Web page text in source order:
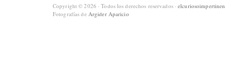
Copyright © 2026 · Todos los derechos reservados ·
Fotografías de Argider Aparicio